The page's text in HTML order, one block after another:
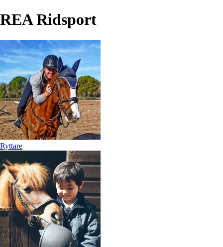
REA Ridsport
Ryttare